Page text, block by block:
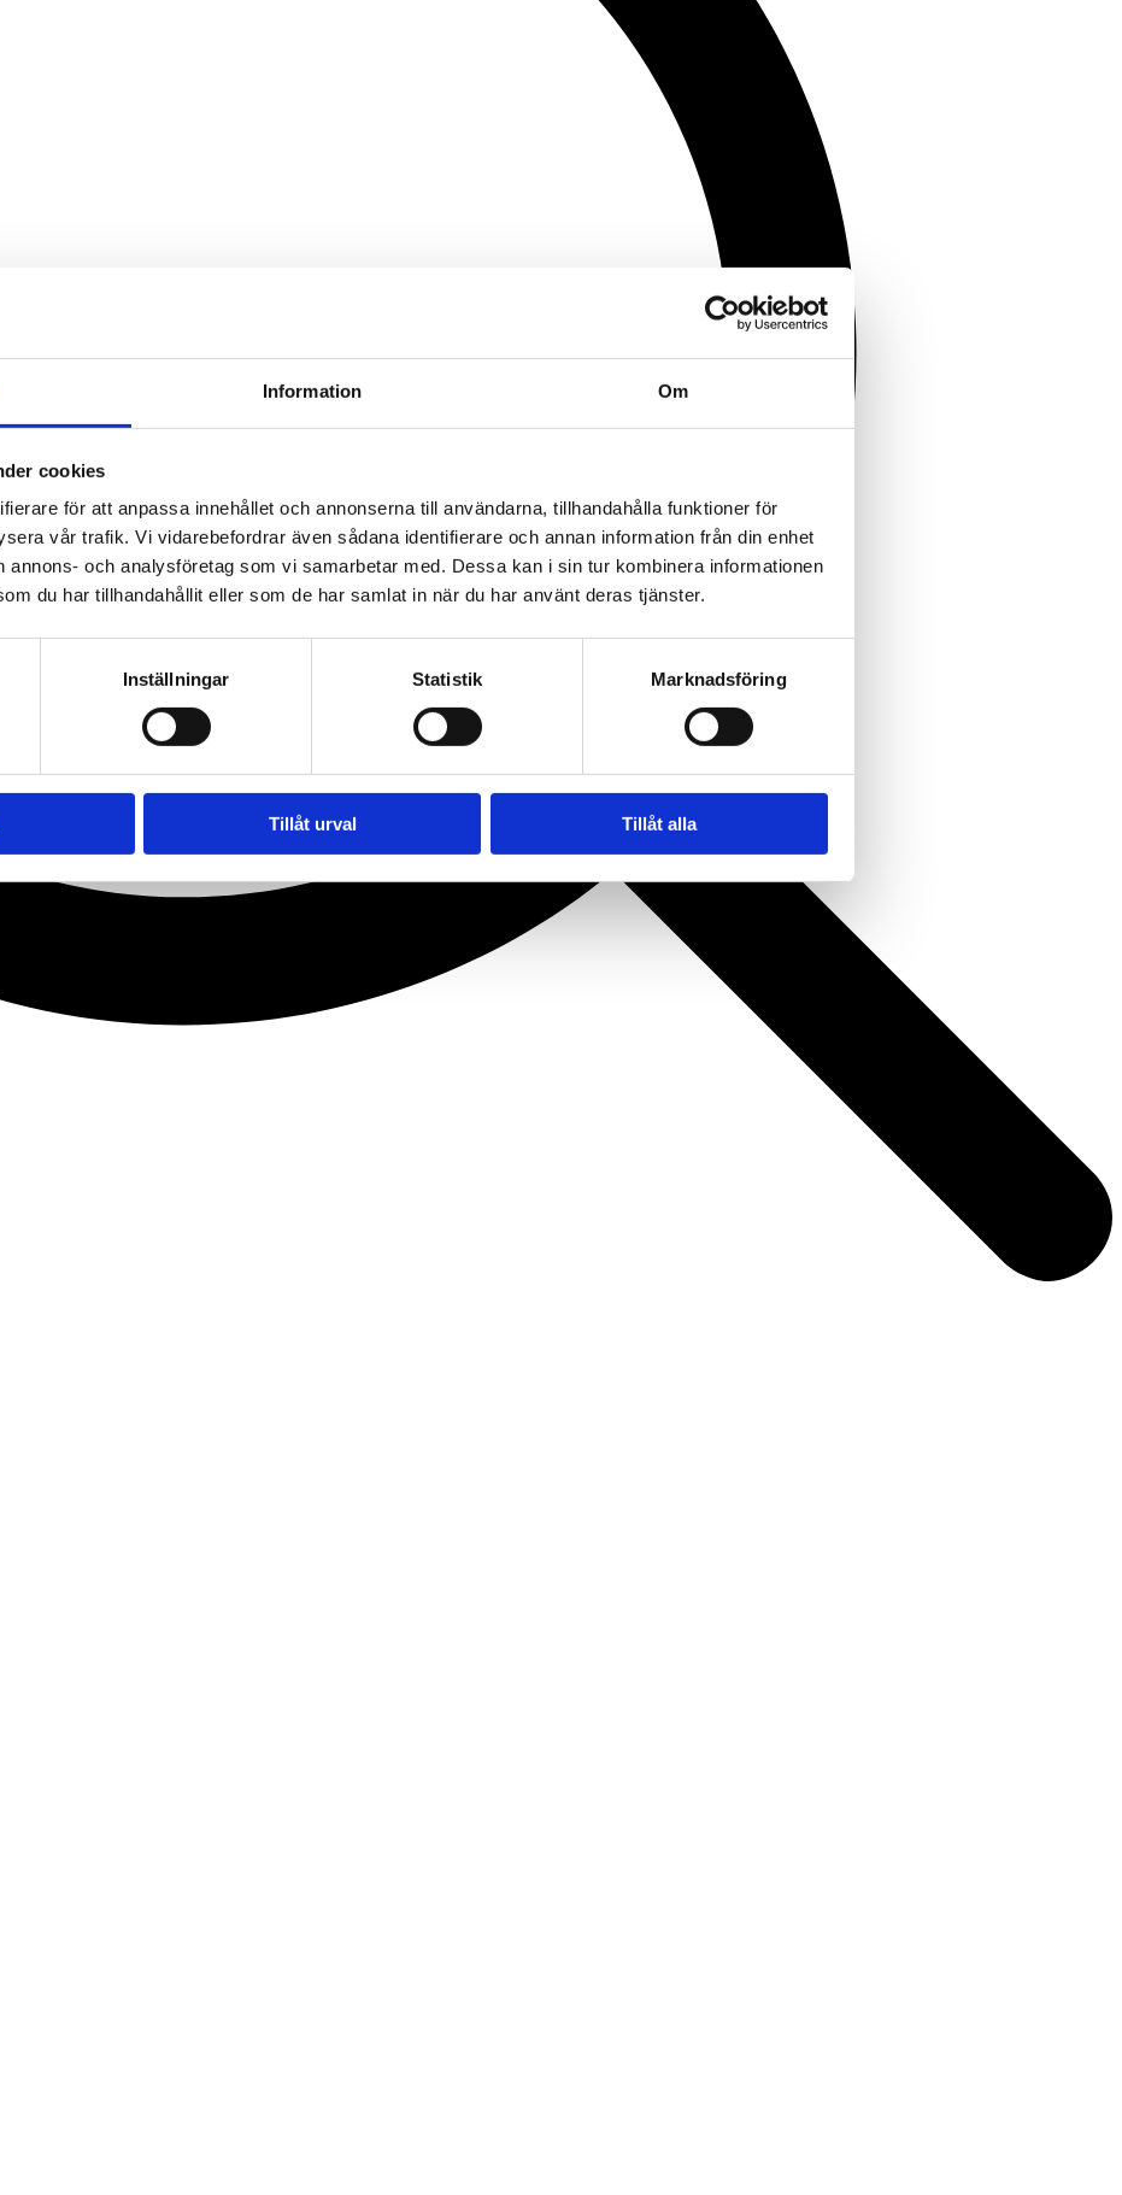
Information Om
cookies
för att anpassa innehållet och annonserna till användarna, tillhandahålla funktioner för
vår trafik. Vi vidarebefordrar även sådana identifierare och annan information från din enhet
annons- och analysföretag som vi samarbetar med. Dessa kan i sin tur kombinera informationen
du har tillhandahållit eller som de har samlat in när du har använt deras tjänster.
Inställningar Statistik Marknadsföring
Tillåt urval Tillåt alla